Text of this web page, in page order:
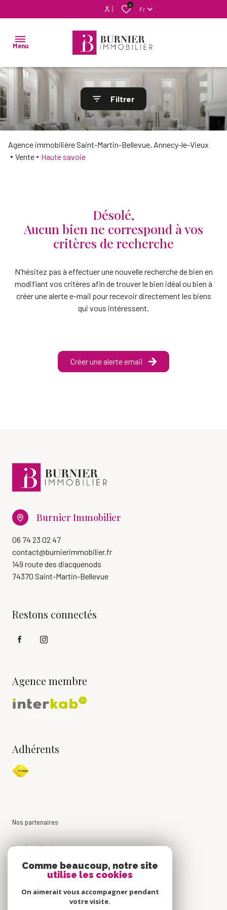
Espace propriétaire
0
Fr
Menu
VENTES
LOCATIONS
SYNDIC DE
COPROPRIÉTÉ
Filtrer
Agence immobilière Saint-Martin-Bellevue, Annecy-le-Vieux
Vente
Haute savoie
Désolé,
Aucun bien ne correspond à vos
critères de recherche
N'hésitez pas à effectuer une nouvelle recherche de bien en
modifiant vos critères afin de trouver le bien idéal ou bien à
créer une alerte e-mail pour recevoir directement les biens
qui vous intéressent.
Créer une alerte email
Burnier Immobilier
06 74 23 02 47
contact@burnierimmobilier.fr
149 route des diacquenods
74370 Saint-Martin-Bellevue
Restons connectés
Agence membre
Adhérents
Nos partenaires
Mentions légales
Comme beaucoup, notre site
utilise les cookies
On aimerait vous accompagner pendant
votre visite.